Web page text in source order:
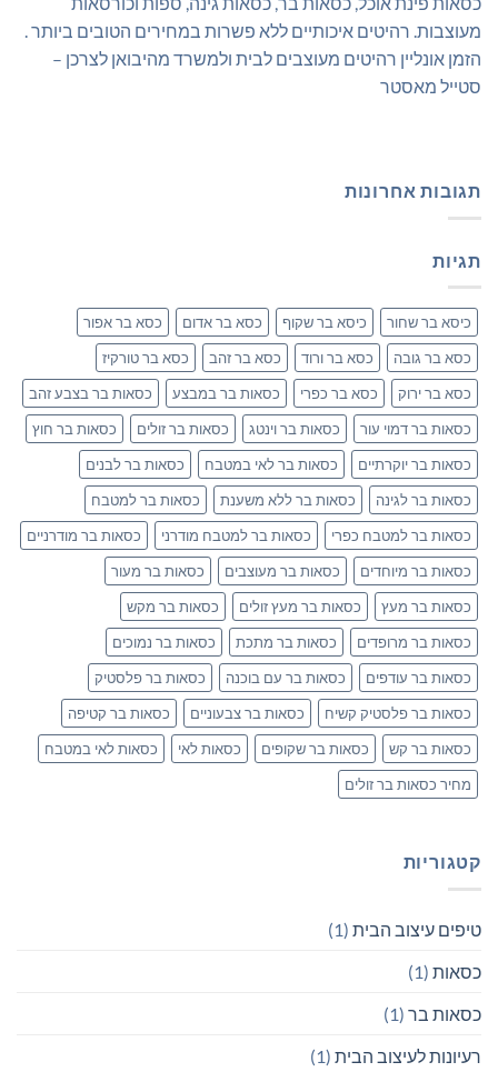
מעוצבות. רהיטים איכותיים ללא פשרות במחירים הטובים ביותר .
הזמן אונליין רהיטים מעוצבים לבית ולמשרד מהיבואן לצרכן –
סטייל מאסטר
תגובות אחרונות
תגיות
כיסא בר שחור כיסא בר שקוף כסא בר אדום
כסא בר אפור
כסא בר גובה
כסא בר ורוד כסא בר זהב
כסא בר טורקיז
כסא בר ירוק
כסא בר כפרי כסאות בר במבצע
כסאות בר בצבע זהב
כסאות בר דמוי עור
כסאות בר וינטג כסאות בר זולים
כסאות בר חוץ
כסאות בר יוקרתיים
כסאות בר לאי במטבח
כסאות בר לבנים
כסאות בר לגינה
כסאות בר ללא משענת
כסאות בר למטבח
כסאות בר למטבח כפרי
כסאות בר למטבח מודרני
כסאות בר מודרניים
כסאות בר מיוחדים
כסאות בר מעוצבים
כסאות בר מעור
כסאות בר מעץ
כסאות בר מעץ זולים
כסאות בר מקש
כסאות בר מרופדים
כסאות בר מתכת
כסאות בר נמוכים
כסאות בר עודפים
כסאות בר עם בוכנה
כסאות בר פלסטיק
כסאות בר פלסטיק קשיח
כסאות בר צבעוניים
כסאות בר קטיפה
כסאות בר קש
כסאות בר שקופים כסאות לאי
כסאות לאי במטבח
מחיר כסאות בר זולים
קטגוריות
טיפים עיצוב הבית (1)
כסאות (1)
כסאות בר (1)
רעיונות לעיצוב הבית (1)